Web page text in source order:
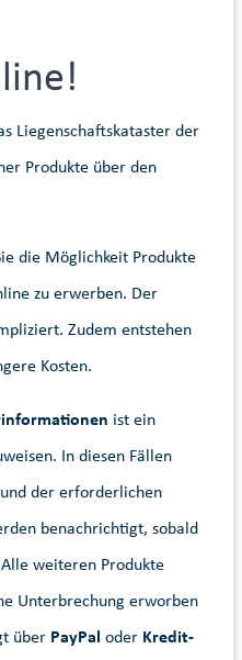
Liegenschaftskataster der
Produkte über den
die Möglichkeit Produkte
zu erwerben. Der
Zudem entstehen
Kosten.
ist ein
In diesen Fällen
der erforderlichen
benachrichtigt, sobald
weiteren Produkte
Unterbrechung erworben
über PayPal oder Kredit-